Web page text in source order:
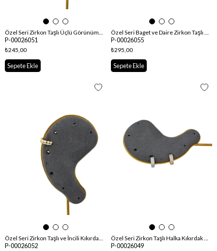
Özel Seri Zirkon Taşlı Üçlü Görünüm Kıkırdak Küpe
P-00026051
₺245,00
Sepete Ekle
Özel Seri Baget ve Daire Zirkon Taşlı İkili Göünüm Kıkırdak Küpe
P-00026055
₺295,00
Sepete Ekle
Özel Seri Zirkon Taşlı ve İncili Kıkırdak Küpe
P-00026052
Özel Seri Zirkon Taşlı Halka Kıkırdak Küpe
P-00026049